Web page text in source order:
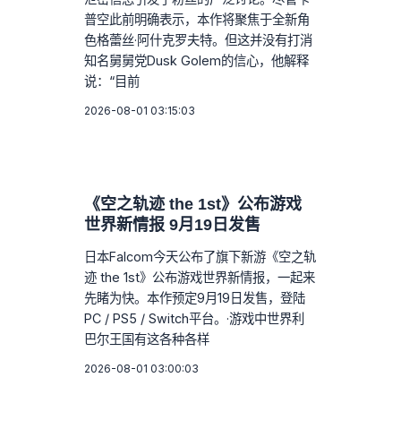
普空此前明确表示，本作将聚焦于全新角
色格蕾丝·阿什克罗夫特。但这并没有打消
知名舅舅党Dusk Golem的信心，他解释
说：“目前
2026-08-01 03:15:03
《空之轨迹 the 1st》公布游戏
世界新情报 9月19日发售
日本Falcom今天公布了旗下新游《空之轨
迹 the 1st》公布游戏世界新情报，一起来
先睹为快。本作预定9月19日发售，登陆
PC / PS5 / Switch平台。·游戏中世界利
巴尔王国有这各种各样
2026-08-01 03:00:03